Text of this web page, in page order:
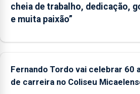
cheia de trabalho, dedicação,
e muita paixão”
Fernando Tordo vai celebrar 60
de carreira no Coliseu